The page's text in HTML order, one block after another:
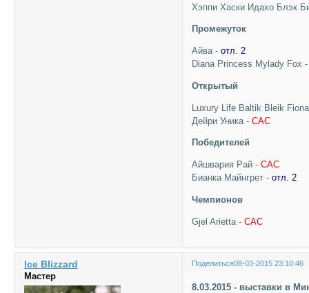
Хэппи Хаски Идахо Блэк
Промежуток
Айва -отл. 2
Diana Princess Mylady Fox
Открытый
Luxury Life Baltik Bleik
Дейри Уника -САС
Победителей
Айшвария Рай -САС
Бианка Майнгрет -отл. 2
Чемпионов
Gjel Arietta -САС
Поделиться08-03-2015 23:10:46
Ice Blizzard
Мастер
8.03.2015 - выставки в